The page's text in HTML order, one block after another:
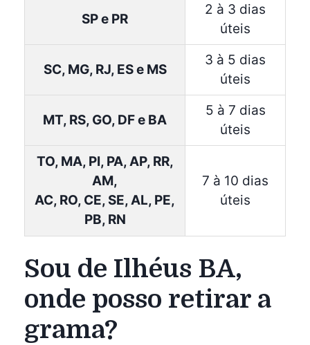
SP e PR
2 à 3 dias
úteis
SC, MG, RJ, ES e MS
3 à 5 dias
úteis
MT, RS, GO, DF e BA
5 à 7 dias
úteis
TO, MA, PI, PA, AP, RR,
AM,
AC, RO, CE, SE, AL, PE,
PB, RN
7 à 10 dias
úteis
Sou de Ilhéus BA,
onde posso retirar a
grama?